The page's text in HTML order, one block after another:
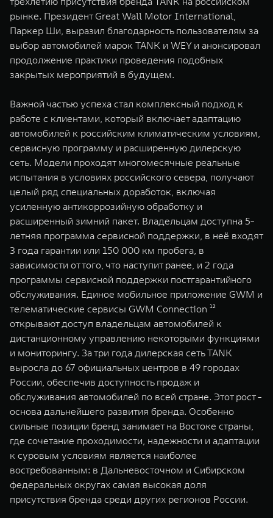
рынке. Президент Great Wall Motor International,
Паркер Ши, выразил благодарность пользователям за
выбор автомобилей марок TANK и WEY и анонсировал
продолжение практики проведения подобных
закрытых мероприятий в будущем.
Важной частью успеха стал комплексный подход к
работе с клиентами, который включает адаптацию
автомобилей к российским климатическим условиям,
сервисную программу и расширенную дилерскую
сеть. Модели проходят многомесячные реальные
испытания в условиях российского севера, получают
целый ряд специальных доработок, включая
усиленную антикоррозийную обработку и
расширенный зимний пакет. Владельцам доступна 5-
летняя программа сервисной поддержки, в неё входят
3 года гарантии или 150 000 км пробега, в
зависимости от того, что наступит ранее, и 2 года
программы сервисной поддержки постгарантийного
обслуживания. Единое мобильное приложение GWM и
телематические сервисы GWM Connection ¹²
открывают доступ владельцам автомобилей к
дистанционному управлению некоторыми функциями
и мониторингу. За три года дилерская сеть TANK
выросла до 67 официальных центров в 49 городах
России, обеспечив доступность продаж и
обслуживания автомобилей по всей стране. Этот рост -
основа дальнейшего развития бренда. Особенно
сильные позиции бренд занимает на Востоке страны,
где сочетание проходимости, надежности и адаптации
к суровым условиям является наиболее
востребованным: в Дальневосточном и Сибирском
федеральных округах самая высокая доля
присутствия бренда среди других регионов России.